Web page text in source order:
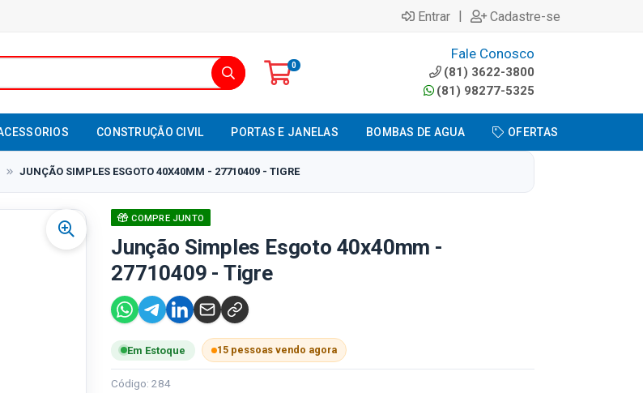
Entrar | Cadastre-se
0
Fale Conosco
(81) 3622-3800
(81) 98277-5325
CONSTRUÇÃO CIVIL PORTAS E JANELAS BOMBAS DE AGUA OFERTAS
JUNÇÃO SIMPLES ESGOTO 40X40MM - 27710409 - TIGRE
COMPRE JUNTO
Junção Simples Esgoto 40x40mm -
27710409 - Tigre
Em Estoque 15 pessoas vendo agora
Código: 284